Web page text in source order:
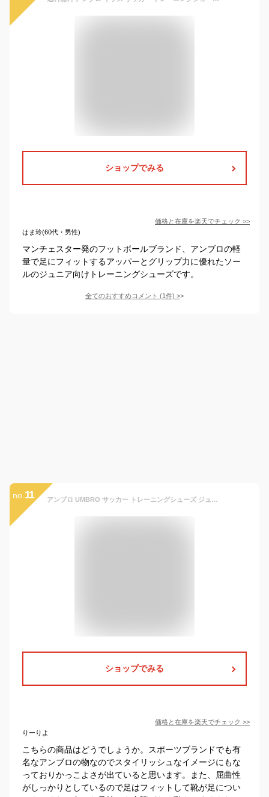
ショップでみる
価格と在庫を楽天でチェック >>
はま玲(60代・男性)
マンチェスター発のフットボールブランド、アンブロの軽
量で足にフィットするアッパーとグリップ力に優れたソー
ルのジュニア向けトレーニングシューズです。
全てのおすすめコメント (1件) >
no. 11 アンブロ UMBRO サッカー トレーニングシューズ ジュニア アクセレイターSB JR ワイド 幅広 トレシュー キッズ UF5SFCT6J
ショップでみる
価格と在庫を楽天でチェック >>
りーりよ
こちらの商品はどうでしょうか。スポーツブランドでも有
名なアンブロの物なのでスタイリッシュなイメージにもな
っておりかっこよさが出ていると思います。また、屈曲性
がしっかりとしているので足はフィットして靴が足につい